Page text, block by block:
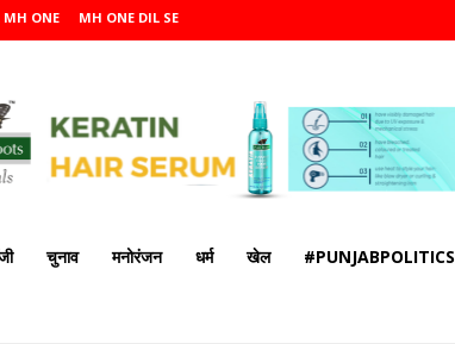
MH ONE MH ONE DIL SE
चुनाव मनोरंजन धर्म खेल #PUNJABPOLITICS